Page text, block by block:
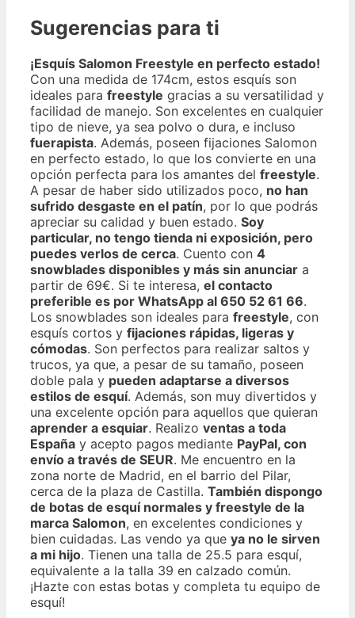
Sugerencias para ti
¡Esquís Salomon Freestyle en perfecto estado!
Con una medida de 174cm, estos esquís son
ideales para freestyle gracias a su versatilidad y
facilidad de manejo. Son excelentes en cualquier
tipo de nieve, ya sea polvo o dura, e incluso
fuerapista. Además, poseen fijaciones Salomon
en perfecto estado, lo que los convierte en una
opción perfecta para los amantes del freestyle.
A pesar de haber sido utilizados poco, no han
sufrido desgaste en el patín, por lo que podrás
apreciar su calidad y buen estado. Soy
particular, no tengo tienda ni exposición, pero
puedes verlos de cerca. Cuento con 4
snowblades disponibles y más sin anunciar a
partir de 69€. Si te interesa, el contacto
preferible es por WhatsApp al 650 52 61 66.
Los snowblades son ideales para freestyle, con
esquís cortos y fijaciones rápidas, ligeras y
cómodas. Son perfectos para realizar saltos y
trucos, ya que, a pesar de su tamaño, poseen
doble pala y pueden adaptarse a diversos
estilos de esquí. Además, son muy divertidos y
una excelente opción para aquellos que quieran
aprender a esquiar. Realizo ventas a toda
España y acepto pagos mediante PayPal, con
envío a través de SEUR. Me encuentro en la
zona norte de Madrid, en el barrio del Pilar,
cerca de la plaza de Castilla. También dispongo
de botas de esquí normales y freestyle de la
marca Salomon, en excelentes condiciones y
bien cuidadas. Las vendo ya que ya no le sirven
a mi hijo. Tienen una talla de 25.5 para esquí,
equivalente a la talla 39 en calzado común.
¡Hazte con estas botas y completa tu equipo de
esquí!